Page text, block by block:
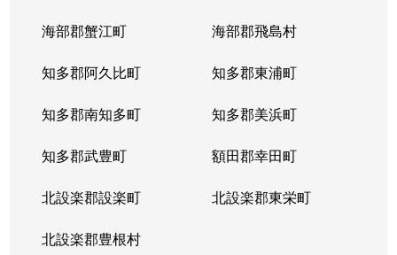
海部郡蟹江町 海部郡飛島村
知多郡阿久比町 知多郡東浦町
知多郡南知多町 知多郡美浜町
知多郡武豊町 額田郡幸田町
北設楽郡設楽町 北設楽郡東栄町
北設楽郡豊根村